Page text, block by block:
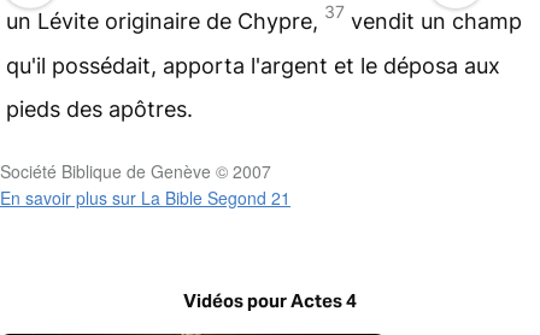
un Lévite originaire de Chypre, 37 vendit un champ
qu'il possédait, apporta l'argent et le déposa aux
pieds des apôtres.
Société Biblique de Genève © 2007
En savoir plus sur La Bible Segond 21
Vidéos pour Actes 4